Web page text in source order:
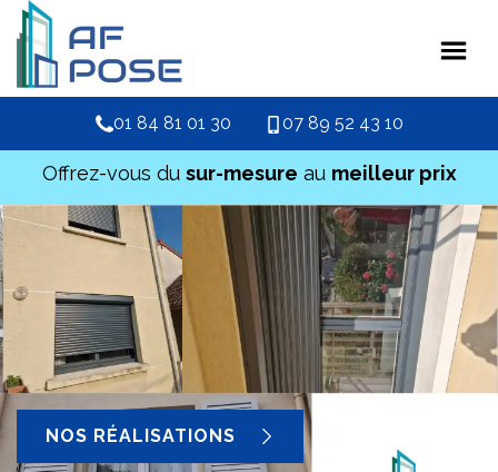
01 84 81 01 30 07 89 52 43 10
Offrez-vous du sur-mesure au meilleur prix
NOS RÉALISATIONS